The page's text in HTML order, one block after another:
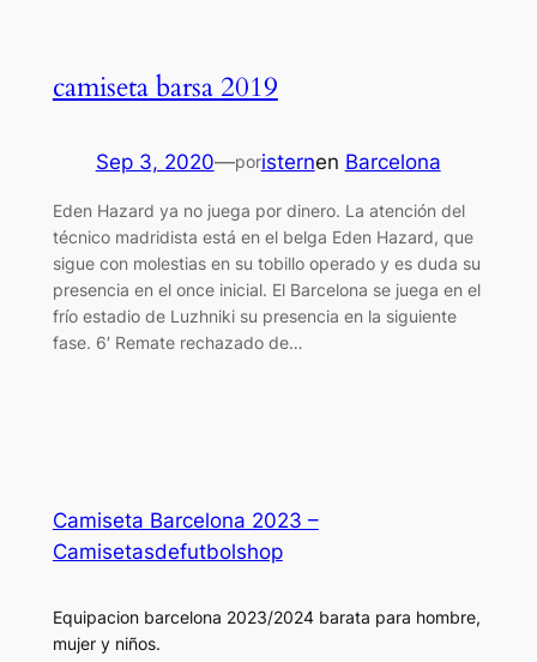
camiseta barsa 2019
Sep 3, 2020—poristernen Barcelona
Eden Hazard ya no juega por dinero. La atención del
técnico madridista está en el belga Eden Hazard, que
sigue con molestias en su tobillo operado y es duda su
presencia en el once inicial. El Barcelona se juega en el
frío estadio de Luzhniki su presencia en la siguiente
fase. 6′ Remate rechazado de…
Camiseta Barcelona 2023 –
Camisetasdefutbolshop
Equipacion barcelona 2023/2024 barata para hombre,
mujer y niños.